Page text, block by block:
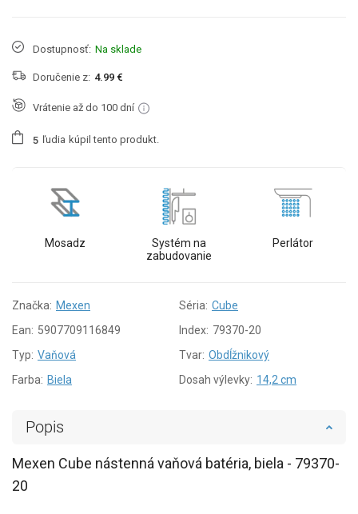
Dostupnosť: Na sklade
Doručenie z: 4.99 €
Vrátenie až do 100 dní
5 ľudia kúpil tento produkt.
Mosadz
Systém na
zabudovanie
Perlátor
Značka: Mexen Séria: Cube
Ean: 5907709116849 Index: 79370-20
Typ: Vaňová Tvar: Obdĺžnikový
Farba: Biela Dosah výlevky: 14,2 cm
Popis
Mexen Cube nástenná vaňová batéria, biela - 79370-
20